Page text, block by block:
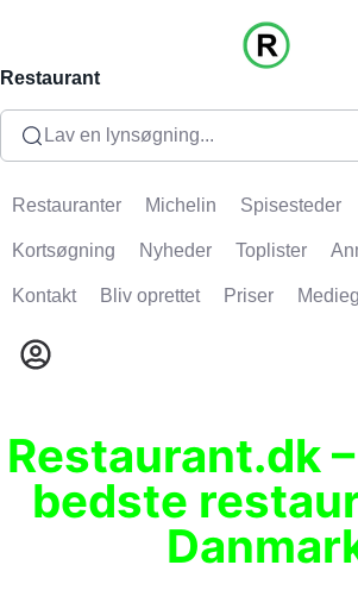
Restaurant
Lav en lynsøgning...
Restauranter Michelin Spisesteder
Kortsøgning Nyheder Toplister
Kontakt Bliv oprettet Priser
Restaurant.dk
bedste